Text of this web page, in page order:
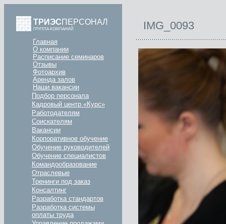
ТРИЭСПЕРСОНАЛ
ГРУППА КОМПАНИЙ
Главная
О компании
Расписание семинаров
Отзывы
Фотоархив
Аренда залов
Наши вакансии
Подбор персонала
Кадровый центр «Курс»
Работодателям
Соискателям
Вакансии
Корпоративное обучение
Обучение руководителей
Обучение специалистов
Командообразование
Отраслевые
Тренинги под заказ
Консалтинг
Разработка стандартов
Разработка системы
оплаты труда
IMG_0093